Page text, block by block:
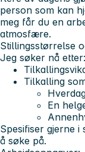
person som kan
meg får du en
atmosfære.
Stillingsstørrelse
Jeg søker nå etter:
Tilkalling
En
Spesifiser gjerne
å søke på.